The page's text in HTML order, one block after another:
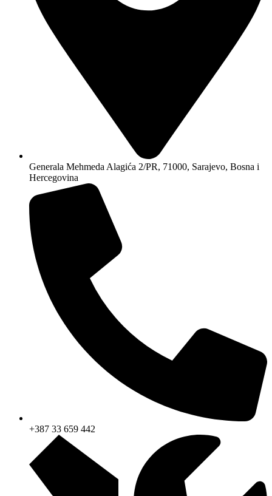
Generala Mehmeda Alagića 2/PR, 71000, Sarajevo, Bosna i
Hercegovina
+387 33 659 442